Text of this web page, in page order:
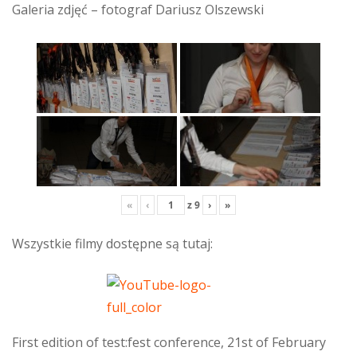
Galeria zdjęć – fotograf Dariusz Olszewski
« ‹ z9 › »
Wszystkie filmy dostępne są tutaj:
First edition of test:fest conference, 21st of February